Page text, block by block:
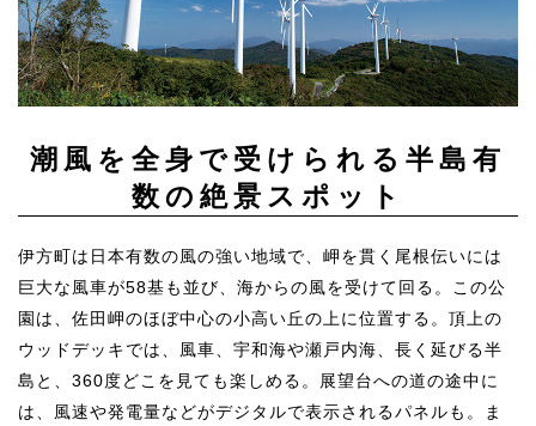
潮風を全身で受けられる半島有
数の絶景スポット
伊方町は日本有数の風の強い地域で、岬を貫く尾根伝いには
巨大な風車が58基も並び、海からの風を受けて回る。この公
園は、佐田岬のほぼ中心の小高い丘の上に位置する。頂上の
ウッドデッキでは、風車、宇和海や瀬戸内海、長く延びる半
島と、360度どこを見ても楽しめる。展望台への道の途中に
は、風速や発電量などがデジタルで表示されるパネルも。ま